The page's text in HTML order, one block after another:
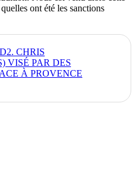
ont été les sanctions
CHRIS
VISÉ PAR DES
À PROVENCE